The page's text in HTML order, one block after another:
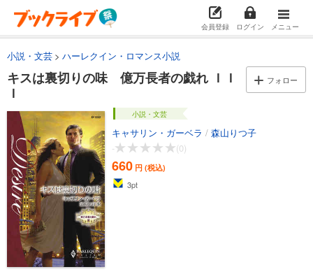
会員登録 ログイン メニュー
小説・文芸 ハーレクイン・ロマンス小説
キスは裏切りの味 億万長者の戯れ ＩＩ
Ｉ
フォロー
小説・文芸
キャサリン・ガーベラ / 森山りつ子
-
(0)
660 円 (税込)
3pt